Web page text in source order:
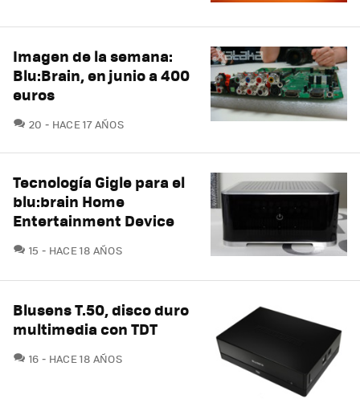
Imagen de la semana:
Blu:Brain, en junio a 400
euros
20 COMENTARIOS
HACE 17 AÑOS
Tecnología Gigle para el
blu:brain Home
Entertainment Device
15 COMENTARIOS
HACE 18 AÑOS
Blusens T.50, disco duro
multimedia con TDT
16 COMENTARIOS
HACE 18 AÑOS